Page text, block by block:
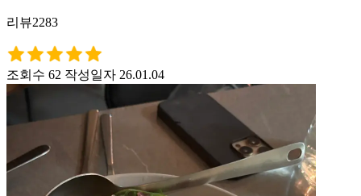
리뷰2283
조회수 62 작성일자 26.01.04